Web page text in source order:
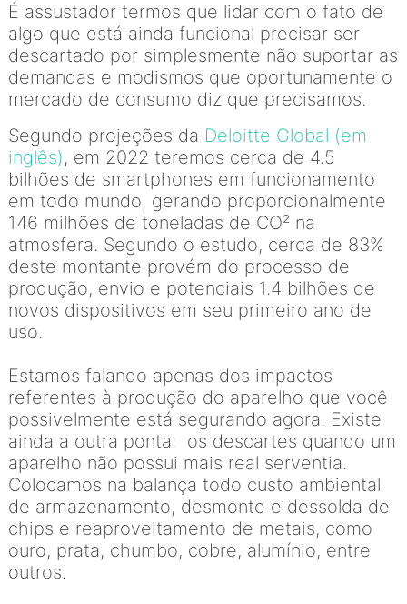
É assustador termos que lidar com o fato de
algo que está ainda funcional precisar ser
descartado por simplesmente não suportar as
demandas e modismos que oportunamente o
mercado de consumo diz que precisamos.
Segundo projeções da Deloitte Global (em
inglês), em 2022 teremos cerca de 4.5
bilhões de smartphones em funcionamento
em todo mundo, gerando proporcionalmente
146 milhões de toneladas de CO² na
atmosfera. Segundo o estudo, cerca de 83%
deste montante provém do processo de
produção, envio e potenciais 1.4 bilhões de
novos dispositivos em seu primeiro ano de
uso.
Estamos falando apenas dos impactos
referentes à produção do aparelho que você
possivelmente está segurando agora. Existe
ainda a outra ponta: os descartes quando um
aparelho não possui mais real serventia.
Colocamos na balança todo custo ambiental
de armazenamento, desmonte e dessolda de
chips e reaproveitamento de metais, como
ouro, prata, chumbo, cobre, alumínio, entre
outros.